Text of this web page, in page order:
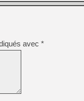
[GK] Déjà des
[Mo5] Brickboy cherche à
[GK] Minecraft et ses «
[GK] Beast of
[GK] Ubisoft : fin de partie
[GK] Mémoire cash -
[GK] Dan Houser (GTA)
[GK] Comment EA Sports
[GK] Crimson Moon : un
[GK] Isle of Reveries : le
avec *